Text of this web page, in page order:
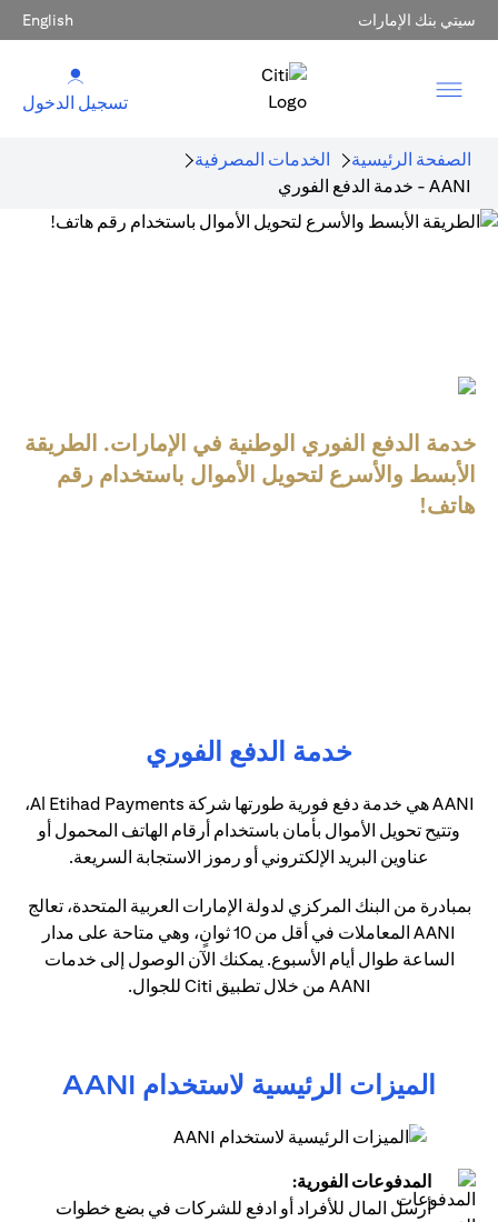
سيتي بنك الإمارات English
تسجيل الدخول
الصفحة الرئيسية
الخدمات المصرفية
AANI - خدمة الدفع الفوري
خدمة الدفع الفوري الوطنية في الإمارات. الطريقة
الأبسط والأسرع لتحويل الأموال باستخدام رقم
هاتف!
خدمة الدفع الفوري
AANI هي خدمة دفع فورية طورتها شركة Al Etihad Payments،
وتتيح تحويل الأموال بأمان باستخدام أرقام الهاتف المحمول أو
عناوين البريد الإلكتروني أو رموز الاستجابة السريعة.
بمبادرة من البنك المركزي لدولة الإمارات العربية المتحدة، تعالج
AANI المعاملات في أقل من 10 ثوانٍ، وهي متاحة على مدار
الساعة طوال أيام الأسبوع. يمكنك الآن الوصول إلى خدمات
AANI من خلال تطبيق Citi للجوال.
الميزات الرئيسية لاستخدام AANI
المدفوعات الفورية:
أرسل المال للأفراد أو ادفع للشركات في بضع خطوات